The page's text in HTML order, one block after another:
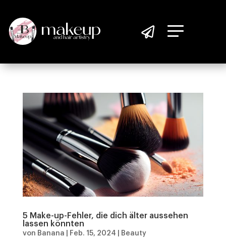

5 Make-up-Fehler, die dich älter aussehen
lassen könnten
von Banana Feb. 15, 2024 Beauty